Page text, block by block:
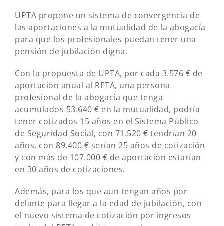
UPTA propone un sistema de convergencia de
las aportaciones a la mutualidad de la abogacía
para que los profesionales puedan tener una
pensión de jubilación digna.
Con la propuesta de UPTA, por cada 3.576 € de
aportación anual al RETA, una persona
profesional de la abogacía que tenga
acumulados 53.640 € en la mutualidad, podría
tener cotizados 15 años en el Sistema Público
de Seguridad Social, con 71.520 € tendrían 20
años, con 89.400 € serían 25 años de cotización
y con más de 107.000 € de aportación estarían
en 30 años de cotizaciones.
Además, para los que aun tengan años por
delante para llegar a la edad de jubilación, con
el nuevo sistema de cotización por ingresos